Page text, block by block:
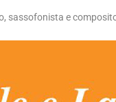
sassofonista e